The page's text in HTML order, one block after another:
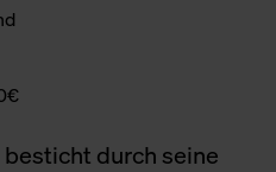
durch seine